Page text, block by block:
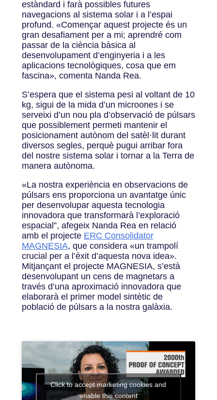
estàndard i farà possibles futures
navegacions al sistema solar i a l’espai
profund. «Començar aquest projecte és un
gran desafiament per a mi; aprendré com
passar de la ciència bàsica al
desenvolupament d’enginyeria i a les
aplicacions tecnològiques, cosa que em
fascina», comenta Nanda Rea.
S’espera que el sistema pesi al voltant de 10
kg, sigui de la mida d’un microones i se
serveixi d’un nou pla d’observació de púlsars
que possiblement permeti mantenir el
posicionament autònom del satèl·lit durant
diversos segles, perquè pugui arribar fora
del nostre sistema solar i tornar a la Terra de
manera autònoma.
«La nostra experiència en observacions de
púlsars ens proporciona un avantatge únic
per desenvolupar aquesta tecnologia
innovadora que transformarà l’exploració
espacial”, afegeix Nanda Rea en relació
amb el projecte ERC Consolidator
MAGNESIA, que considera «un trampolí
crucial per a l’èxit d’aquesta nova idea».
Mitjançant el projecte MAGNESIA, s’està
desenvolupant un cens de magnetars a
través d’una aproximació innovadora que
elaborarà el primer model sintètic de
població de púlsars a la nostra galàxia.
Click to accept marketing cookies and
enable this content